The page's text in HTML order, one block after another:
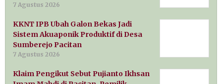
7 Agustus 2026
KKNT IPB Ubah Galon Bekas Jadi
Sistem Akuaponik Produktif di Desa
Sumberejo Pacitan
7 Agustus 2026
Klaim Pengikut Sebut Pujianto Ikhsan